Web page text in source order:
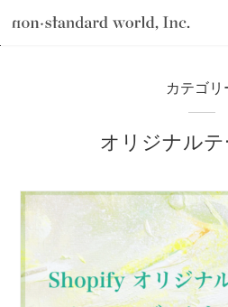
works
shop
blog
recruit
カテゴリ
オリジナル